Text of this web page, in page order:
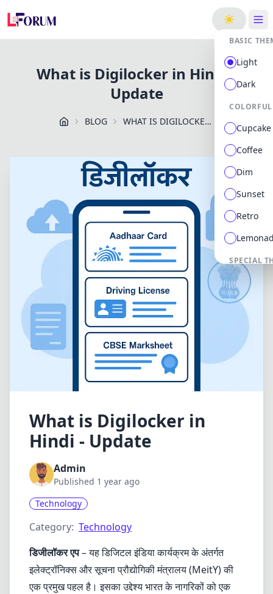
BASIC
Light
Dark
Cupcake
Coffee
Dim
Sunset
Retro
SPECIAL
CMYK
What is Digilocker in Hindi -
Update
BLOG WHAT IS DIGILOCKER IN HINDI UPDATE
What is Digilocker in
Hindi - Update
Admin
Published 1 year ago
Technology
Category: Technology
डिजीलॉकर एप– यह डिजिटल इंडिया कार्यक्रम के अंतर्गत
इलेक्ट्रॉनिक्स और सूचना प्रौद्योगिकी मंत्रालय (MeitY) की
एक प्रमुख पहल है। इसका उद्देश्य भारत के नागरिकों को एक